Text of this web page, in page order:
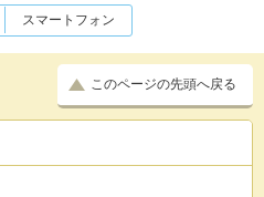
スマートフォン
このページの先頭へ戻る